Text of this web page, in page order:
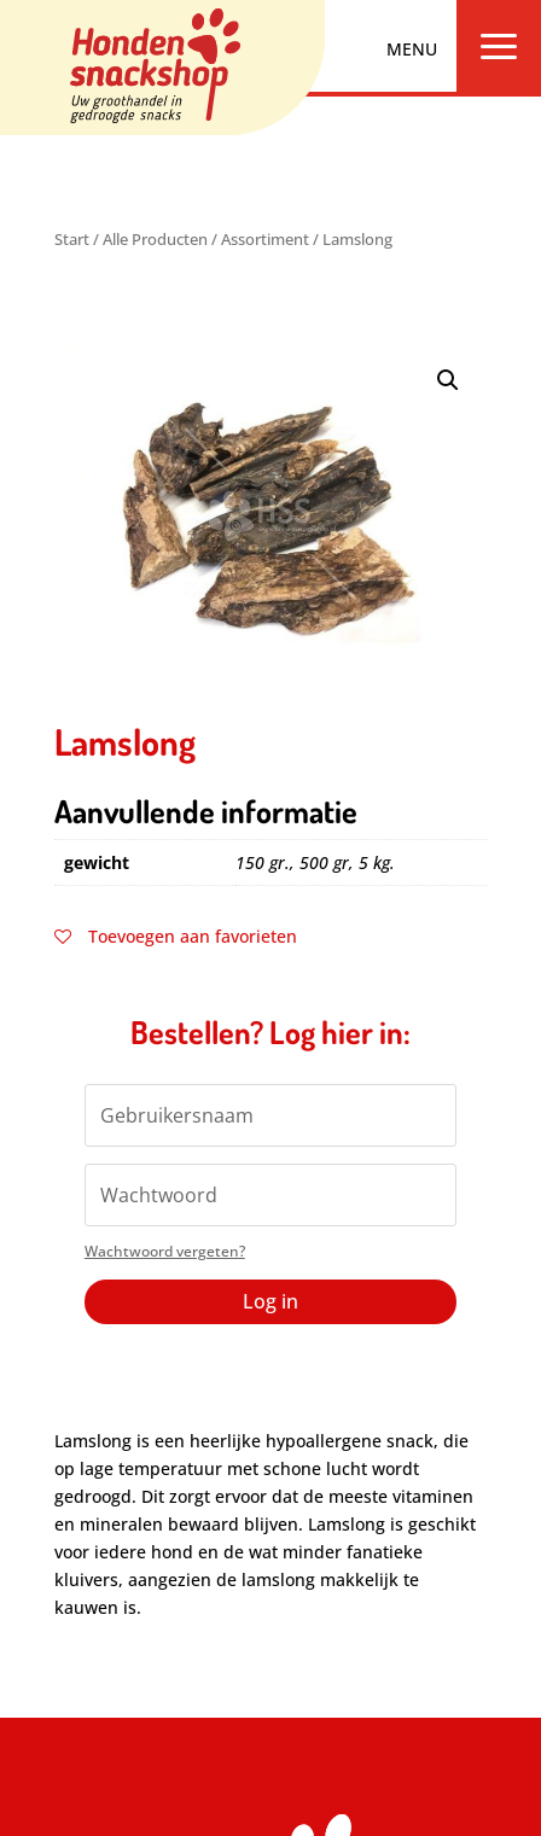
a
Start/Alle Producten /Assortiment/ Lamslong
Lamslong
Aanvullende informatie
gewicht 150 gr., 500 gr, 5 kg.
Toevoegen aan favorieten
Bestellen? Log hier in:
Wachtwoord vergeten?
Log in
Lamslong is een heerlijke hypoallergene snack, die
op lage temperatuur met schone lucht wordt
gedroogd. Dit zorgt ervoor dat de meeste vitaminen
en mineralen bewaard blijven. Lamslong is geschikt
voor iedere hond en de wat minder fanatieke
kluivers, aangezien de lamslong makkelijk te
kauwen is.